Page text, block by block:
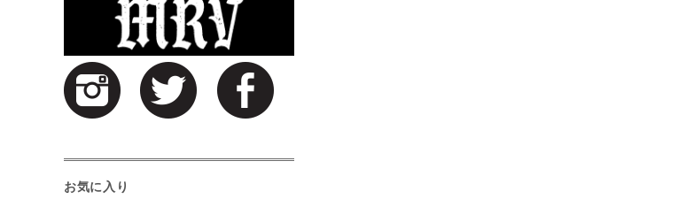
お気に入り